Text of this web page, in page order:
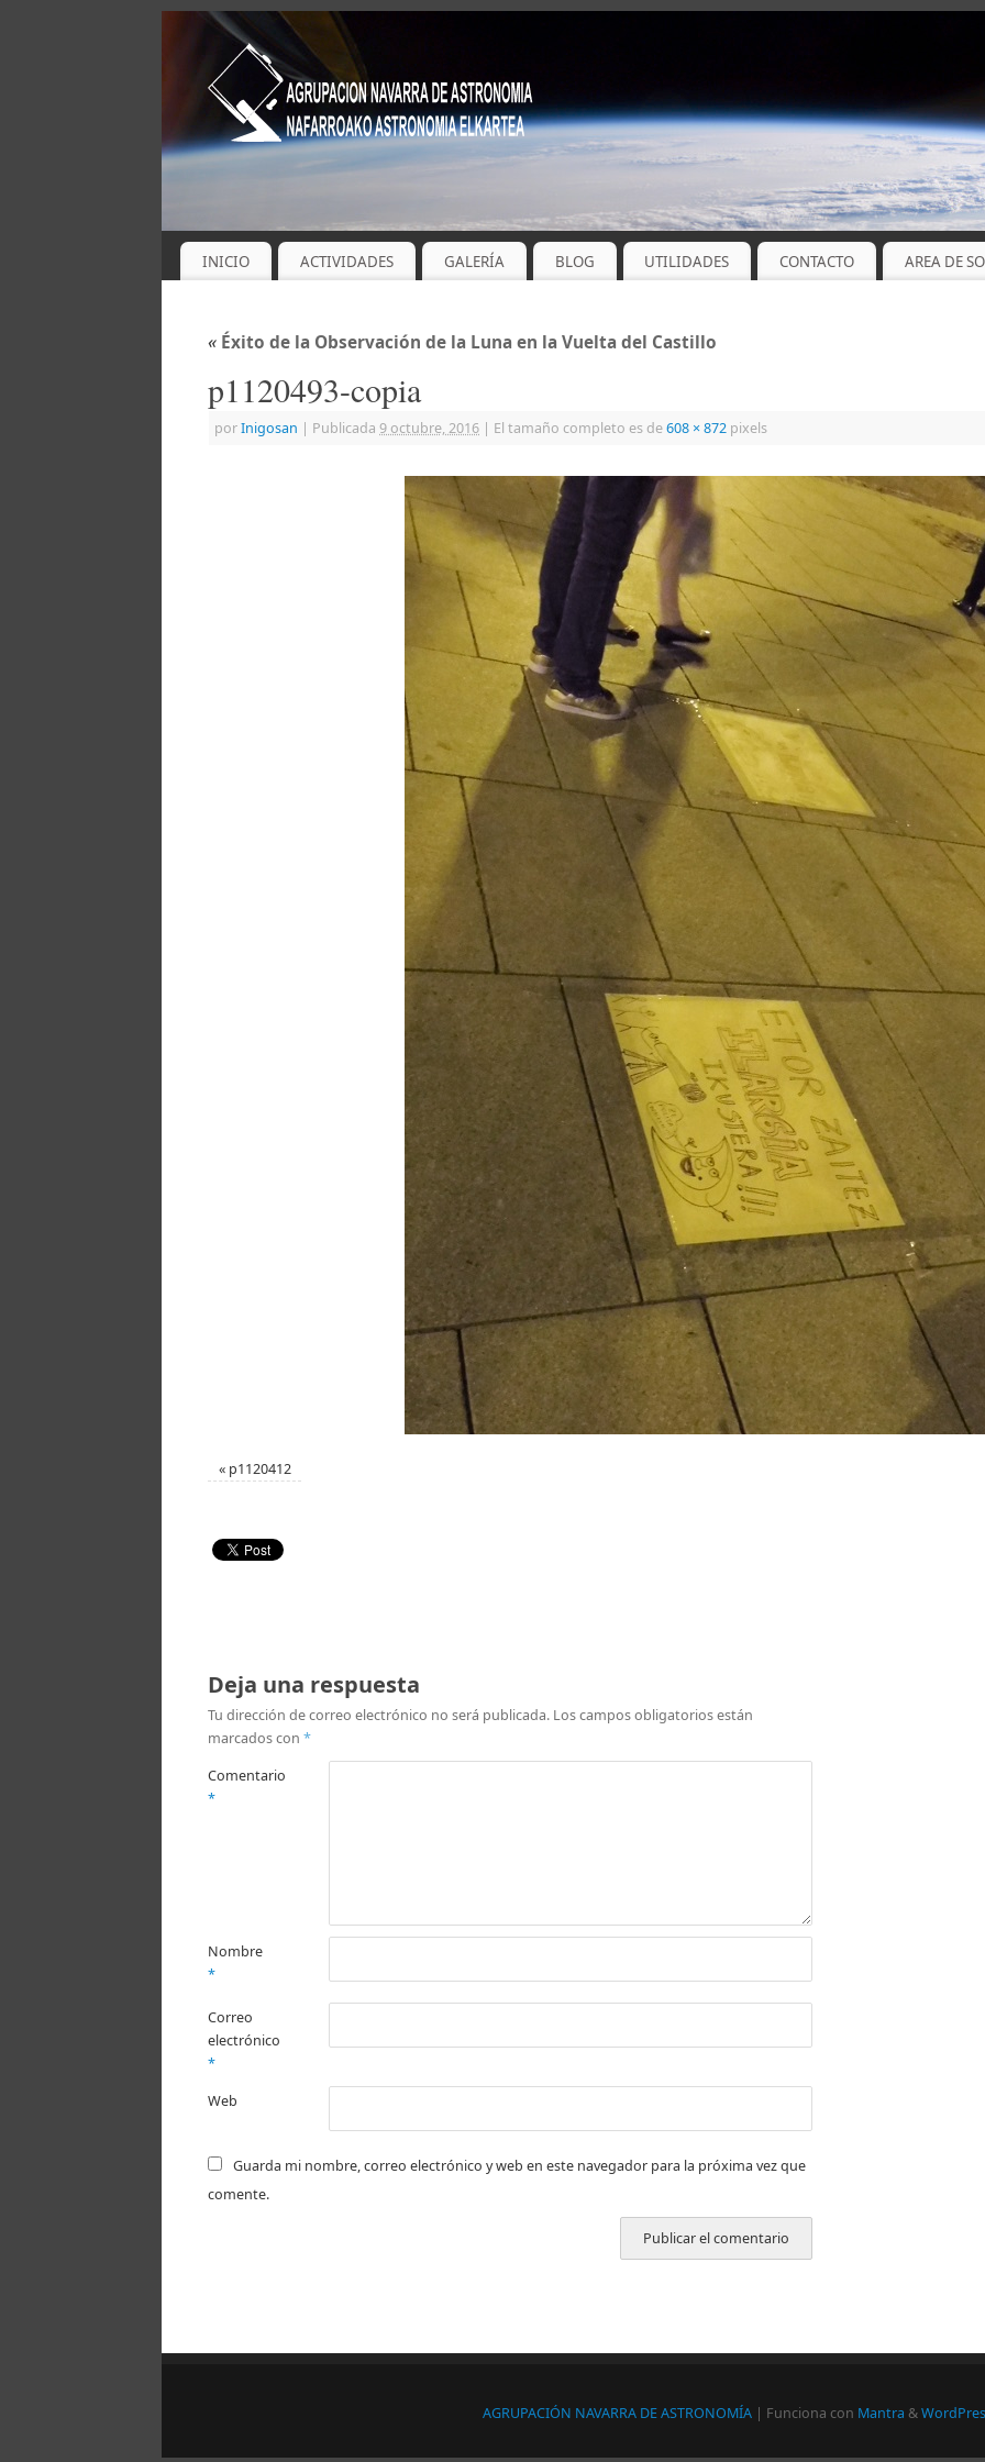
INICIO ACTIVIDADES GALERÍA BLOG UTILIDADES CONTACTO AREA DE
« Éxito de la Observación de la Luna en la Vuelta del Castillo
p1120493-copia
porInigosan | Publicada 9 octubre, 2016 | El tamaño completo es de608 × 872 pixels
« p1120412
Deja una respuesta
Tu dirección de correo electrónico no será publicada. Los campos obligatorios están
marcados con *
Comentario
*
Nombre
*
Correo
electrónico
*
Web
Guarda mi nombre, correo electrónico y web en este navegador para la próxima vez que
comente.
AGRUPACIÓN NAVARRA DE ASTRONOMÍA| Funciona con Mantra &